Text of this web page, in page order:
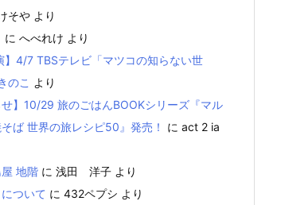
そや より
に へべれけ より
】4/7 TBSテレビ「マツコの知らない世
のこ より
せ】10/29 旅のごはんBOOKシリーズ『マル
ば 世界の旅レシピ50』発売！
に act 2 ia
地階 に 浅田 洋子 より
ついて に 432ペプシ より